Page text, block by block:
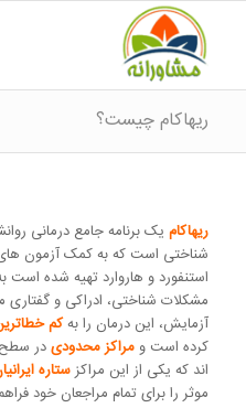
ریهاکام چیست؟
ریهاکامیک برنامه جامع درمانی
شناختی است که به کمک آزمون
استنفورد و هاروارد تهیه شده است
مشکلات شناختی، ادراکی و
آزمایش، این درمان را بهکم
کرده است و مراکز محدودیدر سطح
اند که یکی از این مراکزستاره
موثر را برای تمام مراجعان خود